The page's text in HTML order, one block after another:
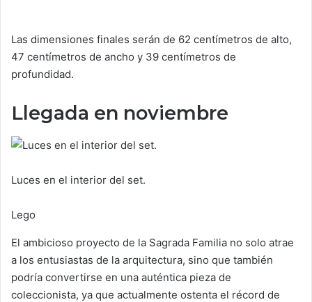
Las dimensiones finales serán de 62 centímetros de alto,
47 centímetros de ancho y 39 centímetros de
profundidad.
Llegada en noviembre
Luces en el interior del set.
Lego
El ambicioso proyecto de la Sagrada Familia no solo atrae
a los entusiastas de la arquitectura, sino que también
podría convertirse en una auténtica pieza de
coleccionista, ya que actualmente ostenta el récord de